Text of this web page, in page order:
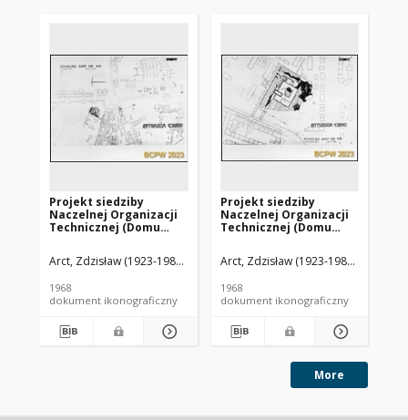
Projekt siedziby
Naczelnej Organizacji
Technicznej (Domu
Konkurs SARP nr 414 :
praca nr 16, I nagroda.
Arct, Zdzisław (1923-1986). Architekt Dworzak, Ewa. Architekt
1968
dokument ikonograficzny
Projekt siedziby
Naczelnej Organizacji
Technicznej (Domu
Konkurs SARP nr 414 :
praca nr 16, I nagroda.
Arct, Zdzisław (1923-1986). Architekt
1968
dokument ikonograficzny
More